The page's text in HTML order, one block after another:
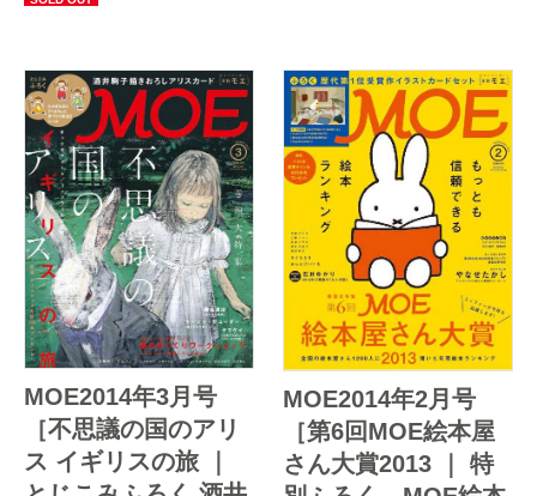
MOE2014年3月号
［不思議の国のアリ
ス イギリスの旅 ｜
MOE2014年2月号
［第6回MOE絵本屋
さん大賞2013 ｜ 特